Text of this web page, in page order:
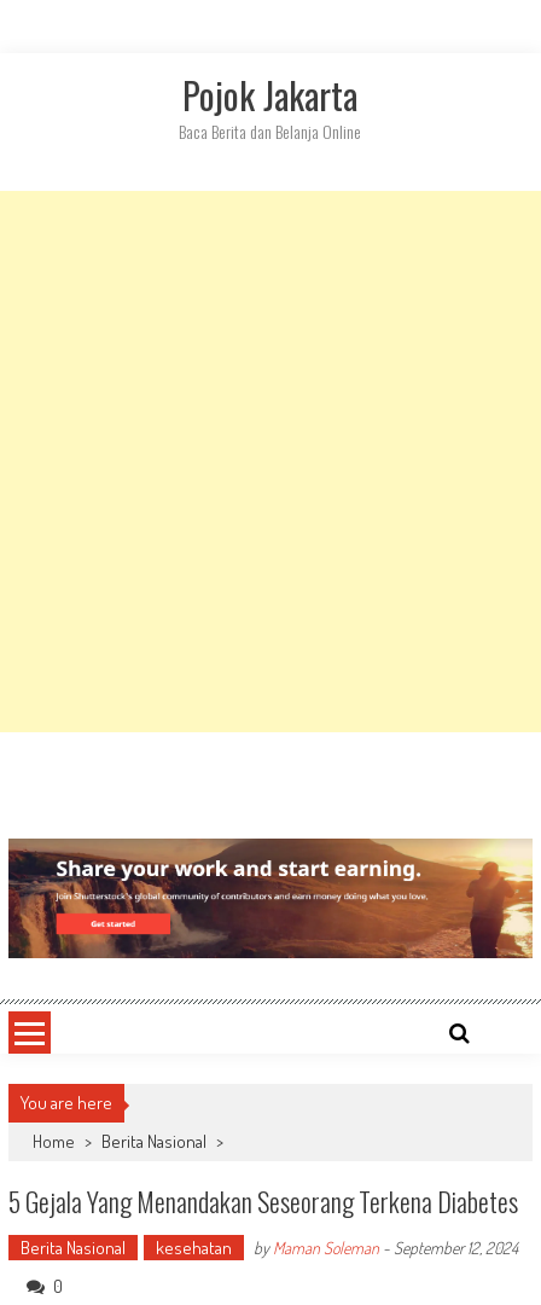
Pojok Jakarta
Baca Berita dan Belanja Online
You are here
Home > Berita Nasional >
5 Gejala Yang Menandakan Seseorang Terkena Diabetes
Berita Nasional kesehatan byMaman Soleman- September 12, 2024
0